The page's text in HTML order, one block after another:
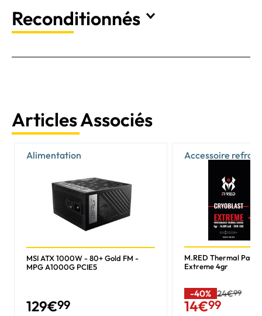
Reconditionnés
Articles Associés
Alimentation
MSI ATX 1000W - 80+ Gold FM -
MPG A1000G PCIE5
129€99
Accessoire
M.RED Thermal Paste
Extreme 4gr
-40% 24€99
14€99